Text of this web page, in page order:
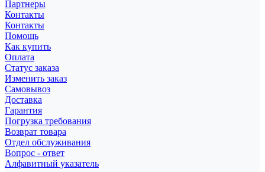
Партнеры
Контакты
Контакты
Помощь
Как купить
Оплата
Статус заказа
Изменить заказ
Самовывоз
Доставка
Гарантия
Погрузка требования
Возврат товара
Отдел обслуживания
Вопрос - ответ
Алфавитный указатель